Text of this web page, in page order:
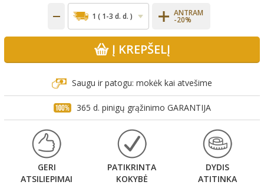
ANTRAM
-20%
Į KREPŠELĮ
Saugu ir patogu: mokėk kai atvešime
365 d. pinigų grąžinimo GARANTIJA
GERI
ATSILIEPIMAI
PATIKRINTA
KOKYBĖ
DYDIS
ATITINKA